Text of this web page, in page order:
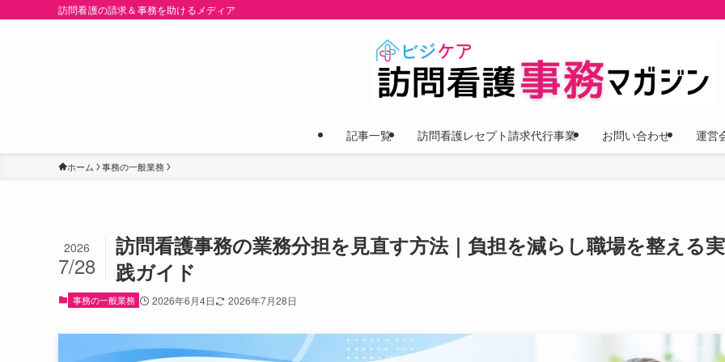
訪問看護の請求＆事務を助けるメディア
記事一覧 訪問看護レセプト請求代行事業 お問い合わせ 運営
ホーム 事務の一般業務
訪問看護事務の業務分担を見直す方法｜負担を減らし職場を整える実
践ガイド
2026
7/28
事務の一般業務 2026年6月4日 2026年7月28日